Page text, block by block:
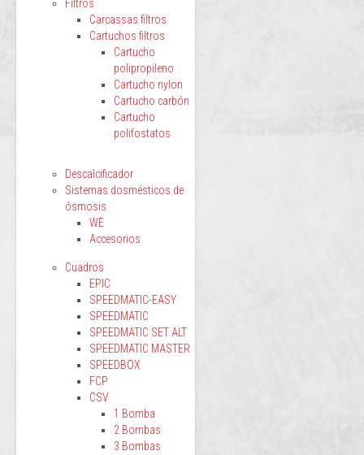
Filtros
Carcassas filtros
Cartuchos filtros
Cartucho
polipropileno
Cartucho nylon
Cartucho carbón
Cartucho
polifostatos
Descalcificador
Sistemas dosmésticos de
ósmosis
WE
Accesorios
Cuadros
EPIC
SPEEDMATIC-EASY
SPEEDMATIC
SPEEDMATIC SET ALT
SPEEDMATIC MASTER
SPEEDBOX
FCP
CSV
1 Bomba
2 Bombas
3 Bombas